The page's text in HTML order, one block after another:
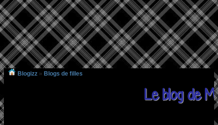
Blogizz » Blogs de filles
Le blog de